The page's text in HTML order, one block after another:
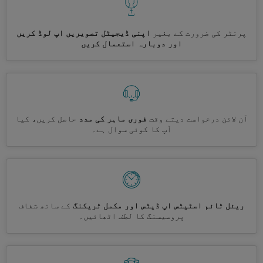
پرنٹر کی ضرورت کے بغیر
اپنی ڈیجیٹل تصویریں اپ لوڈ کریں
اور دوبارہ استعمال کریں
آن لائن درخواست دیتے وقت فوری ماہر کی مدد حاصل کریں، کیا
آپ کا کوئی سوال ہے۔
ریئل ٹائم اسٹیٹس اپ ڈیٹس اور مکمل ٹریکنگ کے ساتھ شفاف
پروسیسنگ کا لطف اٹھائیں۔